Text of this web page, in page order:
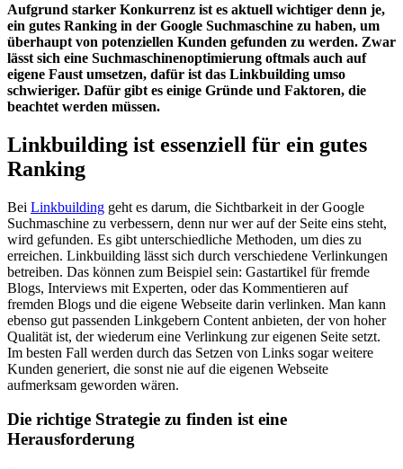
Aufgrund starker Konkurrenz ist es aktuell wichtiger denn je,
ein gutes Ranking in der Google Suchmaschine zu haben, um
überhaupt von potenziellen Kunden gefunden zu werden. Zwar
lässt sich eine Suchmaschinenoptimierung oftmals auch auf
eigene Faust umsetzen, dafür ist das Linkbuilding umso
schwieriger. Dafür gibt es einige Gründe und Faktoren, die
beachtet werden müssen.
Linkbuilding ist essenziell für ein gutes
Ranking
Bei Linkbuilding geht es darum, die Sichtbarkeit in der Google
Suchmaschine zu verbessern, denn nur wer auf der Seite eins steht,
wird gefunden. Es gibt unterschiedliche Methoden, um dies zu
erreichen. Linkbuilding lässt sich durch verschiedene Verlinkungen
betreiben. Das können zum Beispiel sein: Gastartikel für fremde
Blogs, Interviews mit Experten, oder das Kommentieren auf
fremden Blogs und die eigene Webseite darin verlinken. Man kann
ebenso gut passenden Linkgebern Content anbieten, der von hoher
Qualität ist, der wiederum eine Verlinkung zur eigenen Seite setzt.
Im besten Fall werden durch das Setzen von Links sogar weitere
Kunden generiert, die sonst nie auf die eigenen Webseite
aufmerksam geworden wären.
Die richtige Strategie zu finden ist eine
Herausforderung